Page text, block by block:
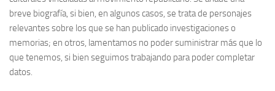
Textos esenciales del republicanismo
Archivo histórico
Archivo
breve biografía, si bien, en algunos casos, se trata de personajes
relevantes sobre los que se han publicado investigaciones o
memorias; en otros, lamentamos no poder suministrar más que lo
que tenemos, si bien seguimos trabajando para poder completar
datos.